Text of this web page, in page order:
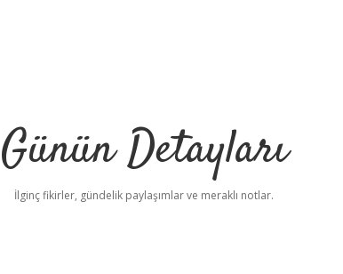
Günün Detayları
İlginç fikirler, gündelik paylaşımlar ve meraklı notlar.